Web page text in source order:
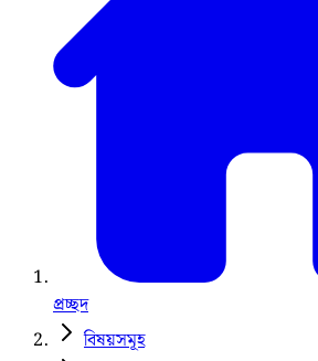
প্রচ্ছদ
বিষয়সমূহ